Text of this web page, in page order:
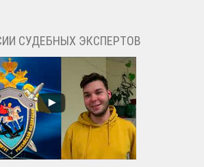
СУДЕБНЫХ ЭКСПЕРТОВ